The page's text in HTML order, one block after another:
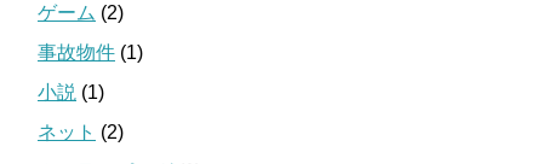
ゲーム (2)
事故物件 (1)
小説 (1)
ネット (2)